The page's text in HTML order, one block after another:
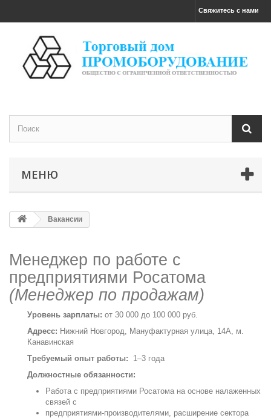
Свяжитесь с нами
МЕНЮ
Вакансии
Менеджер по работе с
предприятиями Росатома
(Менеджер по продажам)
Уровень зарплаты: от 30 000 до 100 000 руб.
Адресс: Нижний Новгород, Мануфактурная улица, 14А, м.
Канавинская
Требуемый опыт работы: 1–3 года
Должностные обязанности:
Работа с предприятиями Росатома на основе налаженных
связей с
предприятиями-производителями, расширение сектора